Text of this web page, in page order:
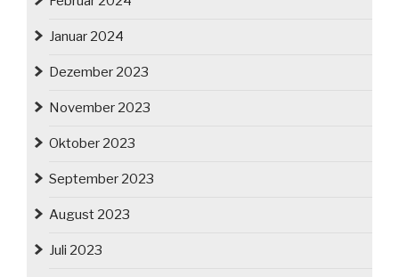
Januar 2024
Dezember 2023
November 2023
Oktober 2023
September 2023
August 2023
Juli 2023